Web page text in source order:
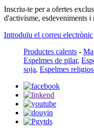
Inscriu-te per a ofertes
d'activisme, esdeveniments i
Introduïu el correu electrònic
Productes calents -
Espelmes de pilar,
soja, Espelmes